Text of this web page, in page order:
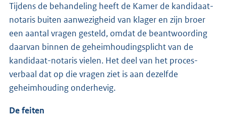
Tijdens de behandeling heeft de Kamer de kandidaat-
notaris buiten aanwezigheid van klager en zijn broer
een aantal vragen gesteld, omdat de beantwoording
daarvan binnen de geheimhoudingsplicht van de
kandidaat-notaris vielen. Het deel van het proces-
verbaal dat op die vragen ziet is aan dezelfde
geheimhouding onderhevig.
De feiten